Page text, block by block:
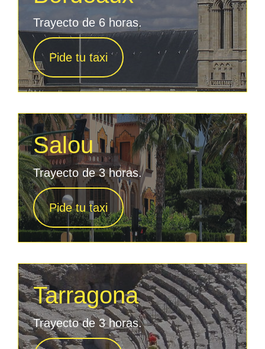
Trayecto de 6 horas.
Pide tu taxi
Salou
Trayecto de 3 horas.
Pide tu taxi
Tarragona
Trayecto de 3 horas.